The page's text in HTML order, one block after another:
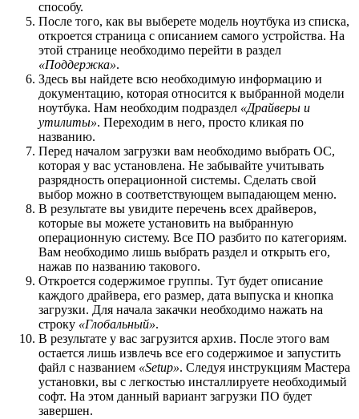
способу.
После того, как вы выберете модель ноутбука из списка,
откроется страница с описанием самого устройства. На
этой странице необходимо перейти в раздел
«Поддержка».
Здесь вы найдете всю необходимую информацию и
документацию, которая относится к выбранной модели
ноутбука. Нам необходим подраздел «Драйверы и
утилиты». Переходим в него, просто кликая по
названию.
Перед началом загрузки вам необходимо выбрать ОС,
которая у вас установлена. Не забывайте учитывать
разрядность операционной системы. Сделать свой
выбор можно в соответствующем выпадающем меню.
В результате вы увидите перечень всех драйверов,
которые вы можете установить на выбранную
операционную систему. Все ПО разбито по категориям.
Вам необходимо лишь выбрать раздел и открыть его,
нажав по названию такового.
Откроется содержимое группы. Тут будет описание
каждого драйвера, его размер, дата выпуска и кнопка
загрузки. Для начала закачки необходимо нажать на
строку «Глобальный».
В результате у вас загрузится архив. После этого вам
остается лишь извлечь все его содержимое и запустить
файл с названием «Setup». Следуя инструкциям Мастера
установки, вы с легкостью инсталлируете необходимый
софт. На этом данный вариант загрузки ПО будет
завершен.